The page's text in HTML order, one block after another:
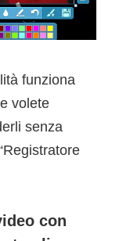
funziona
volete
senza
con